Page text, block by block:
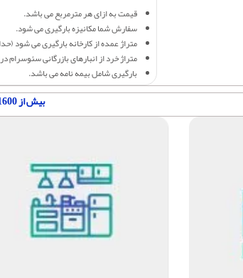
قیمت به ازای هر مترمربع می باشد.
سفارش شما مکانیزه بارگیری می شود.
متراژ عمده از کارخانه بارگیری می شود (حداقل 200
متراژ خرد از انبارهای بازرگانی سئوسرام
بارگیری شامل بیمه نامه می باشد.
بیش از 1600 طرح در 6 دسته بندی زیر ... 👇